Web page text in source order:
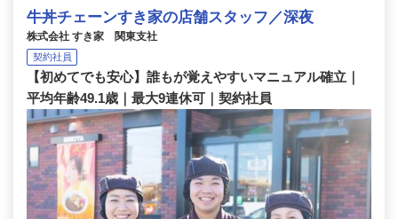
牛丼チェーンすき家の店舗スタッフ／深夜
株式会社 すき家 関東支社
契約社員
【初めてでも安心】誰もが覚えやすいマニュアル確立｜
平均年齢49.1歳｜最大9連休可｜契約社員